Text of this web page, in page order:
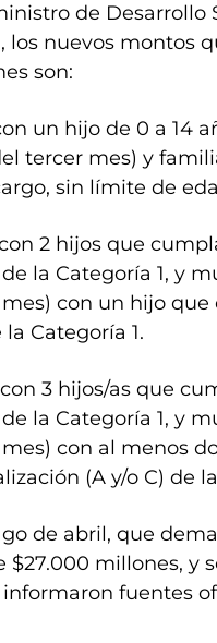
de Desarrollo
nuevos montos
son:
un hijo de 0 a 14
tercer mes) y
sin límite de
2 hijos que
la Categoría 1, y
con un hijo
Categoría 1.
3 hijos/as que
la Categoría 1, y
con al menos
(A y/o C) de
de abril, que
millones, y
fuentes